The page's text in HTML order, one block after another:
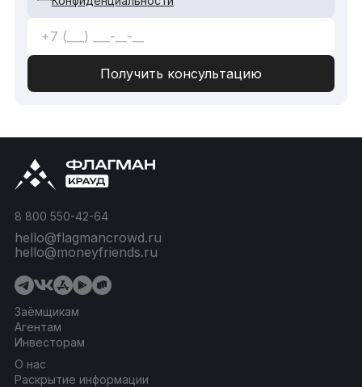
Заёмщикам
Агентам
Инвесторам
О нас
Раскрытие информации
8 800 550-42-64
hello@flagmancrowd.ru
hello@moneyfriends.ru